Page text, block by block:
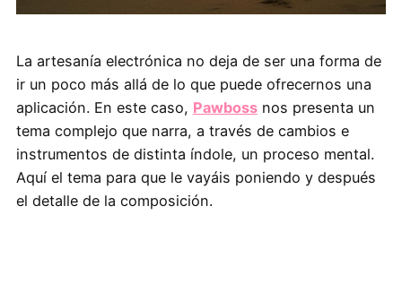
La artesanía electrónica no deja de ser una forma de
ir un poco más allá de lo que puede ofrecernos una
aplicación. En este caso, Pawbossnos presenta un
tema complejo que narra, a través de cambios e
instrumentos de distinta índole, un proceso mental.
Aquí el tema para que le vayáis poniendo y después
el detalle de la composición.